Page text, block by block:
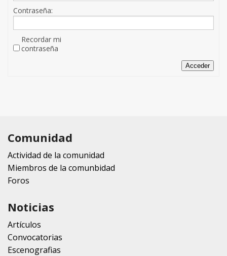
Contraseña:
Recordar mi
contraseña
Acceder
Comunidad
Actividad de la comunidad
Miembros de la comunbidad
Foros
Noticias
Artículos
Convocatorias
Escenografias